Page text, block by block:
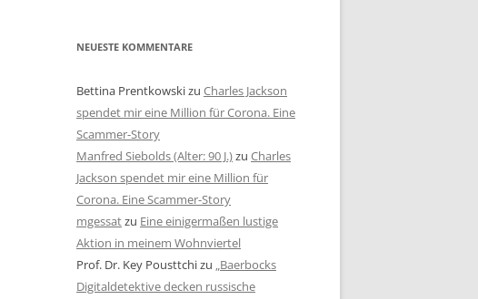
NEUESTE KOMMENTARE
Bettina Prentkowskizu Charles Jackson
spendet mir eine Million für Corona. Eine
Scammer-Story
Manfred Siebolds (Alter: 90 J.)zu Charles
Jackson spendet mir eine Million für
Corona. Eine Scammer-Story
mgessatzu Eine einigermaßen lustige
Aktion in meinem Wohnviertel
Prof. Dr. Key Pousttchizu „Baerbocks
Digitaldetektive decken russische